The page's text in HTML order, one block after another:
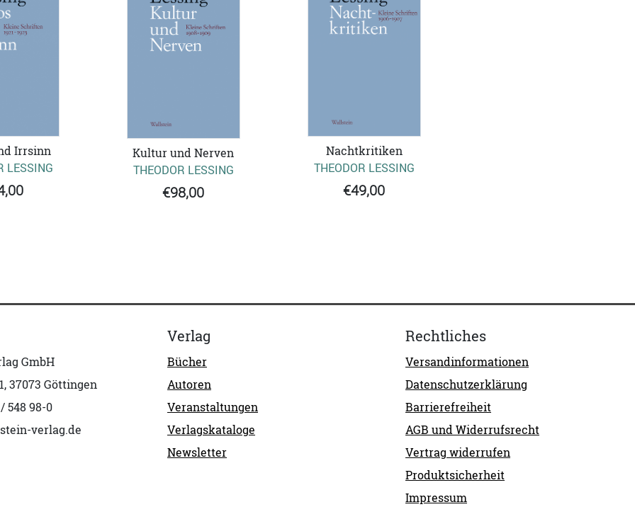
Irrsinn
LESSING
Kultur und Nerven
THEODOR LESSING
€98,00
Nachtkritiken
THEODOR LESSING
€49,00
GmbH
37073 Göttingen
548 98-0
verlag.de
Verlag
Bücher
Autoren
Veranstaltungen
Verlagskataloge
Newsletter
Rechtliches
Versandinformationen
Datenschutzerklärung
Barrierefreiheit
AGB und Widerrufsrecht
Vertrag widerrufen
Produktsicherheit
Impressum